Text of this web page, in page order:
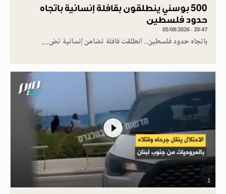
500 بوسني ينطلقون بقافلة إنسانية باتجاه
حدود فلسطين
05/08/2026 - 20:47
باتجاه حدود فلسطين.. انطلقت قافلة تضامن إنسانية تض…
1